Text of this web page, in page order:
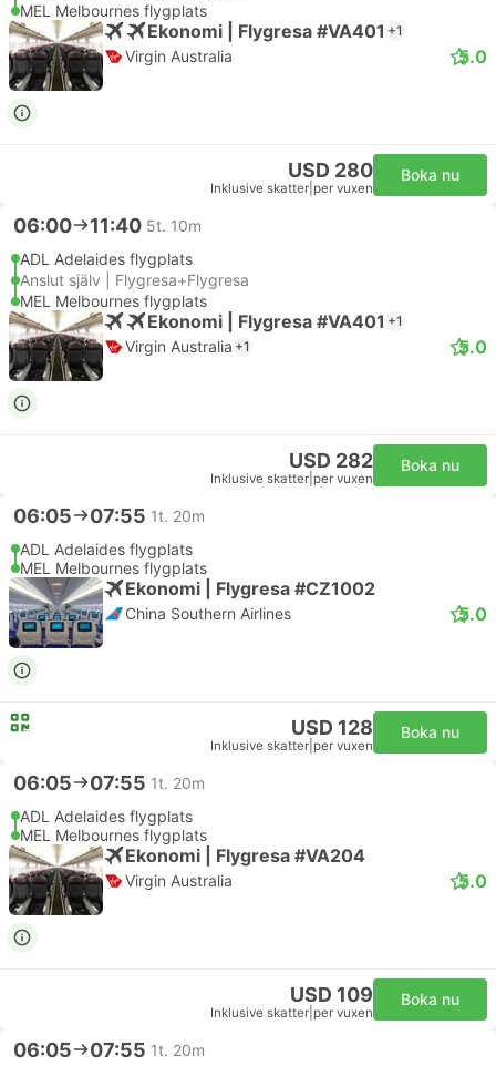
MEL Melbournes flygplats
Ekonomi | Flygresa #VA401 +1
Virgin Australia 5.0
USD 280
Inklusive skatter per vuxen
Boka nu
06:00 11:40 5t. 10m
ADL Adelaides flygplats
Anslut själv | Flygresa+Flygresa
MEL Melbournes flygplats
Ekonomi | Flygresa #VA401 +1
Virgin Australia +1 5.0
USD 282
Inklusive skatter per vuxen
Boka nu
06:05 07:55 1t. 20m
ADL Adelaides flygplats
MEL Melbournes flygplats
Ekonomi | Flygresa #CZ1002
China Southern Airlines 5.0
USD 128
Inklusive skatter per vuxen
Boka nu
06:05 07:55 1t. 20m
ADL Adelaides flygplats
MEL Melbournes flygplats
Ekonomi | Flygresa #VA204
Virgin Australia 5.0
USD 109
Inklusive skatter per vuxen
Boka nu
06:05 07:55 1t. 20m